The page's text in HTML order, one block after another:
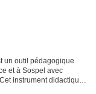
un outil pédagogique
et à Sospel avec
instrument didactique